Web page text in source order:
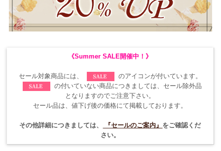
《Summer SALE開催中！》
セール対象商品には、
のアイコンが付いています。
の付いていない商品につきましては、セール除外品
となりますのでご注意下さい。
セール品は、値下げ後の価格にて掲載しております。
その他詳細につきましては、 『セールのご案内』 をご確認くだ
さい。